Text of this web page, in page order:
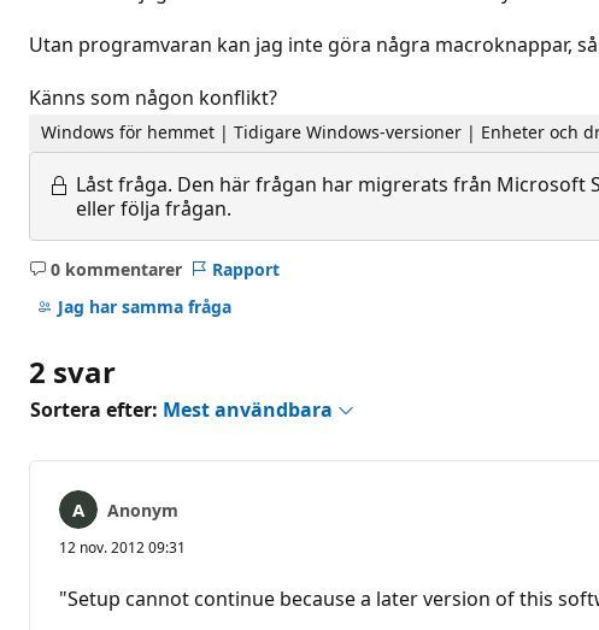
Utan programvaran kan jag inte göra några macroknappar,
Känns som någon konflikt?
Windows för hemmet | Tidigare Windows-versioner | Enheter och
Låst fråga. Den här frågan har migrerats från Microsoft
eller följa frågan.
0 kommentarer
Inga
kommentarer
Rapport
Jag har samma fråga
2 svar
Sortera efter: Mest användbara
Anonym
12 nov. 2012 09:31
"Setup cannot continue because a later version of this